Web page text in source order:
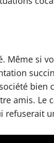
Même si
bien
amis.